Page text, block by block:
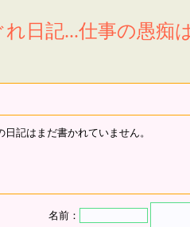
日記...仕事の愚痴
日記はまだ書かれていません。
名前：